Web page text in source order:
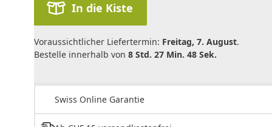
In die Kiste
Voraussichtlicher Liefertermin: Freitag, 7. August.
Bestelle innerhalb von 8 Std. 27 Min. 48 Sek.
Swiss Online Garantie